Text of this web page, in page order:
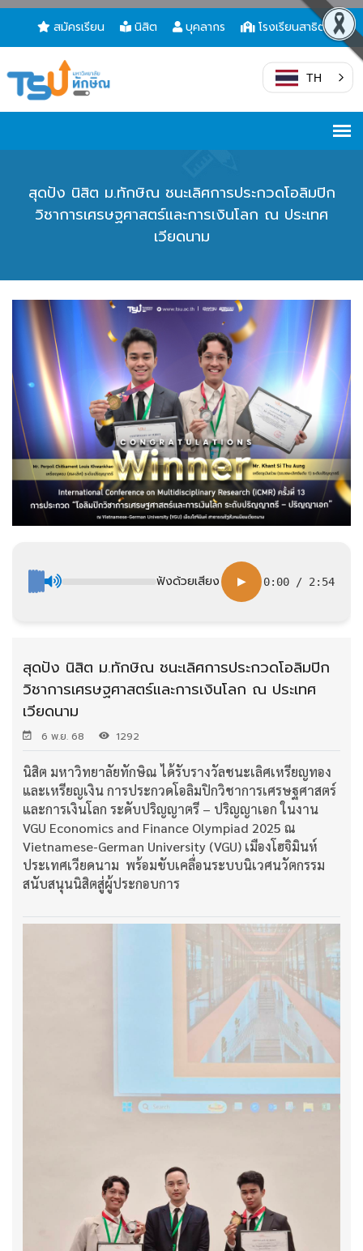
สมัครเรียน นิสิต บุคลากร โรงเรียนสาธิต
TH
สุดปัง นิสิต ม.ทักษิณ ชนะเลิศการประกวดโอลิมปิก
วิชาการเศรษฐศาสตร์และการเงินโลก ณ ประเทศ
เวียดนาม
ฟังด้วยเสียง ▶ 0:00 / 2:54
สุดปัง นิสิต ม.ทักษิณ ชนะเลิศการประกวดโอลิมปิก
วิชาการเศรษฐศาสตร์และการเงินโลก ณ ประเทศ
เวียดนาม
6 พ.ย. 68 1292
นิสิต มหาวิทยาลัยทักษิณ ได้รับรางวัลชนะเลิศเหรียญทอง
และเหรียญเงิน การประกวดโอลิมปิกวิชาการเศรษฐศาสตร์
และการเงินโลก ระดับปริญญาตรี – ปริญญาเอก ในงาน
VGU Economics and Finance Olympiad 2025 ณ
Vietnamese-German University (VGU) เมืองโฮจิมินห์
ประเทศเวียดนาม พร้อมขับเคลื่อนระบบนิเวศนวัตกรรม
สนับสนุนนิสิตสู่ผู้ประกอบการ